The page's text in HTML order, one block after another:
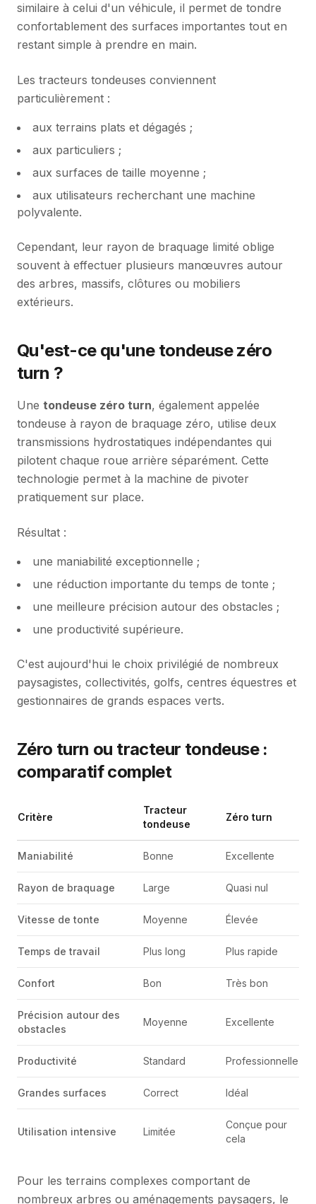
similaire à celui d'un véhicule, il permet de tondre
confortablement des surfaces importantes tout en
restant simple à prendre en main.
Les tracteurs tondeuses conviennent
particulièrement :
aux terrains plats et dégagés ;
aux particuliers ;
aux surfaces de taille moyenne ;
aux utilisateurs recherchant une machine
polyvalente.
Cependant, leur rayon de braquage limité oblige
souvent à effectuer plusieurs manœuvres autour
des arbres, massifs, clôtures ou mobiliers
extérieurs.
Qu'est-ce qu'une tondeuse zéro
turn ?
Une tondeuse zéro turn, également appelée
tondeuse à rayon de braquage zéro, utilise deux
transmissions hydrostatiques indépendantes qui
pilotent chaque roue arrière séparément. Cette
technologie permet à la machine de pivoter
pratiquement sur place.
Résultat :
une maniabilité exceptionnelle ;
une réduction importante du temps de tonte ;
une meilleure précision autour des obstacles ;
une productivité supérieure.
C'est aujourd'hui le choix privilégié de nombreux
paysagistes, collectivités, golfs, centres équestres et
gestionnaires de grands espaces verts.
Zéro turn ou tracteur tondeuse :
comparatif complet
Critère
Tracteur
tondeuse
Zéro turn
Maniabilité Bonne Excellente
Rayon de braquage Large Quasi nul
Vitesse de tonte Moyenne Élevée
Temps de travail Plus long Plus rapide
Confort Bon Très bon
Précision autour des
obstacles
Moyenne Excellente
Productivité Standard Professionnelle
Grandes surfaces Correct Idéal
Utilisation intensive Limitée
Conçue pour
cela
Pour les terrains complexes comportant de
nombreux arbres ou aménagements paysagers, le